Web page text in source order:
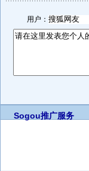
用户：
Sogou推广服务